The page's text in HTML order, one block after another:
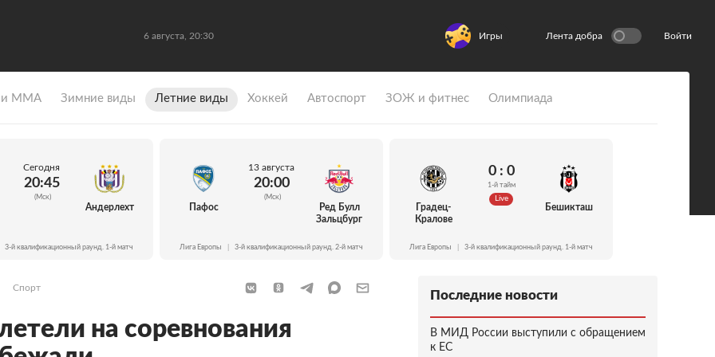
6 августа, 20:30 Игры Лента добра Войти
и ММА Зимние виды Летние виды Хоккей Автоспорт ЗОЖ и фитнес Олимпиада
Сегодня
20:45
(Мск)
Андерлехт
3-й квалификационный раунд. 1-й матч
Пафос
13 августа
20:00
(Мск)
Ред Булл
Зальцбург
Лига Европы 3-й квалификационный раунд. 2-й матч
Градец-
Кралове
0 : 0
1-й тайм
Live
Бешикташ
Лига Европы 3-й квалификационный раунд. 1-й матч
Спорт
на соревнования
Последние новости
В МИД России выступили с обращением
к ЕС